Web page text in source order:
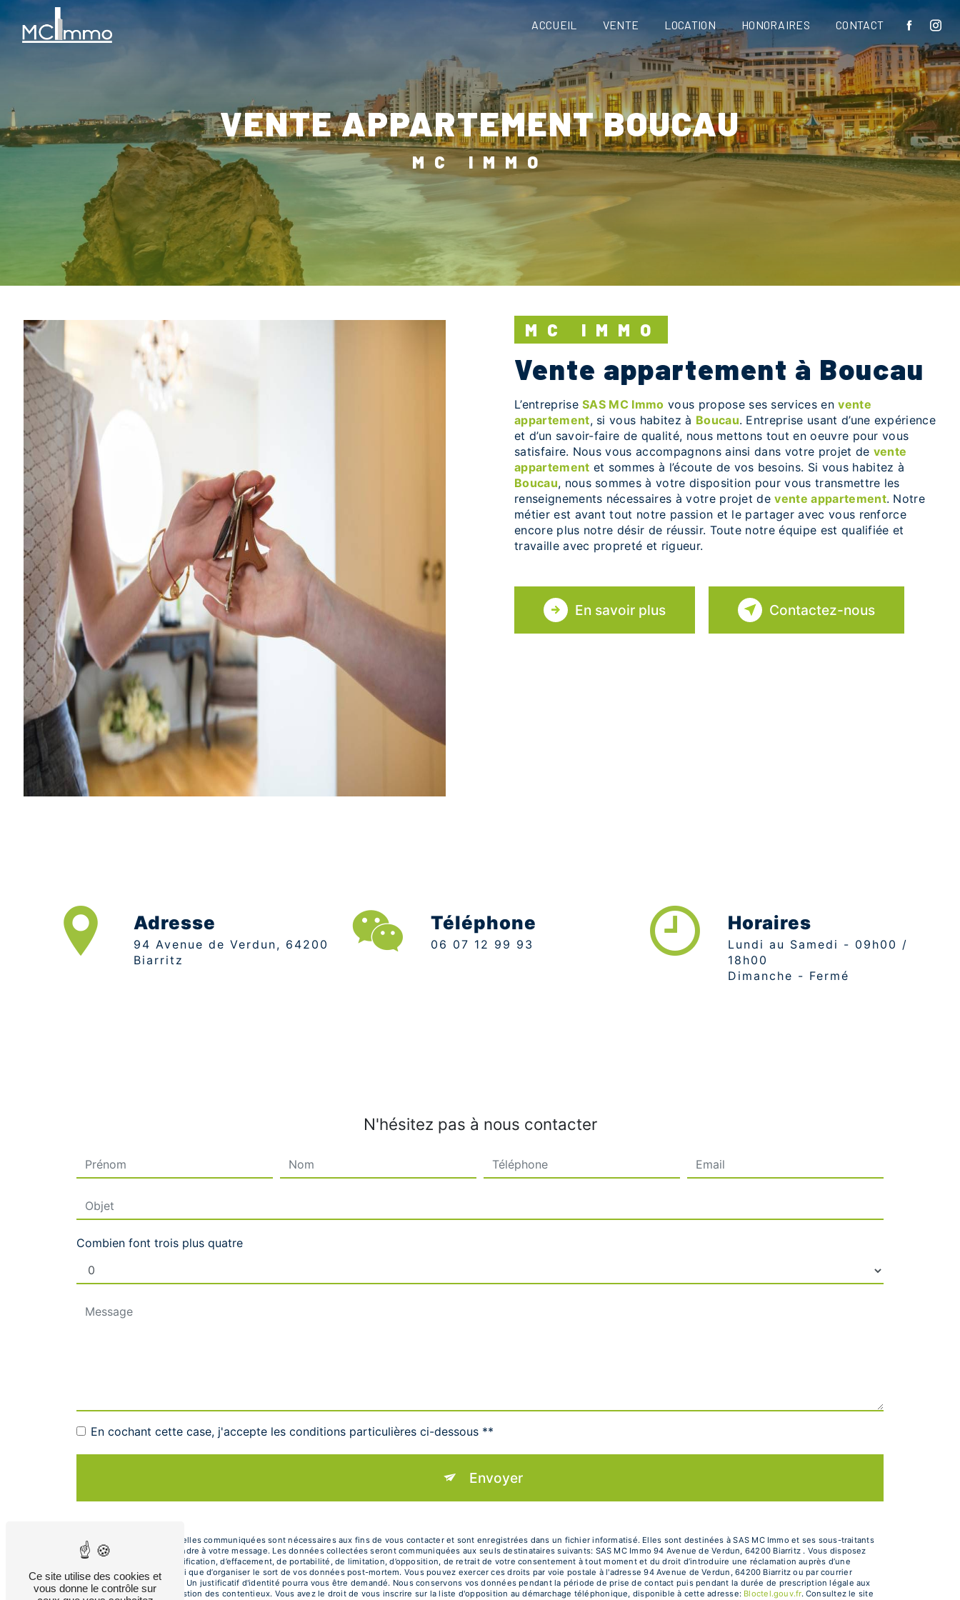
ACCUEIL VENTE LOCATION HONORAIRES CONTACT
VENTE APPARTEMENT BOUCAU
MC IMMO
MC IMMO
vente appartement à Boucau
L’entrepriseSAS MC Immo vous propose ses services envente
appartement, si vous habitez à Boucau. Entreprise usant d’une expérience
et d’un savoir-faire de qualité, nous mettons tout en oeuvre pour vous
satisfaire. Nous vous accompagnons ainsi dans votre projet de vente
appartement et sommes à l’écoute de vos besoins. Si vous habitez à
Boucau, nous sommes à votre disposition pour vous transmettre les
renseignements nécessaires à votre projet devente appartement. Notre
métier est avant tout notre passion et le partager avec vous renforce
encore plus notre désir de réussir. Toute notre équipe est qualifiée et
travaille avec propreté et rigueur.
En savoir plus Contactez-nous
Adresse
94 Avenue de Verdun, 64200
Biarritz
Téléphone
06 07 12 99 93
Horaires
Lundi au Samedi - 09h00 /
18h00
Dimanche - Fermé
N'hésitez pas à nous contacter
Combien font trois plus quatre
En cochant cette case, j'accepte les conditions particulières ci-dessous **
Envoyer
** Les données personnelles communiquées sont nécessaires aux fins de vous contacter et sont enregistrées dans un fichier informatisé. Elles sont destinées à SAS MC Immo et ses sous-traitants
dans le seul but de répondre à votre message. Les données collectées seront communiquées aux seuls destinataires suivants: SAS MC Immo 94 Avenue de Verdun, 64200 Biarritz . Vous disposez
de droits d’accès, de rectification, d’effacement, de portabilité, de limitation, d’opposition, de retrait de votre consentement à tout moment et du droit d’introduire une réclamation auprès d’une
autorité de contrôle, ainsi que d’organiser le sort de vos données post-mortem. Vous pouvez exercer ces droits par voie postale à l'adresse 94 Avenue de Verdun, 64200 Biarritz ou par courrier
électronique à l'adresse . Un justificatif d'identité pourra vous être demandé. Nous conservons vos données pendant la période de prise de contact puis pendant la durée de prescription légale aux
fins probatoires et de gestion des contentieux. Vous avez le droit de vous inscrire sur la liste d'opposition au démarchage téléphonique, disponible à cette adresse:
Bloctel.gouv.fr. Consultez le site
Panneau de gestion des cookies
Ce site utilise des cookies et
vous donne le contrôle sur